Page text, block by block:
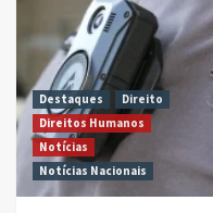
Destaques
Direito
Direitos Humanos
Notícias
Notícias Nacionais